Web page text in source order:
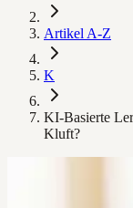
Artikel A-Z
K
KI-Basierte
Kluft?